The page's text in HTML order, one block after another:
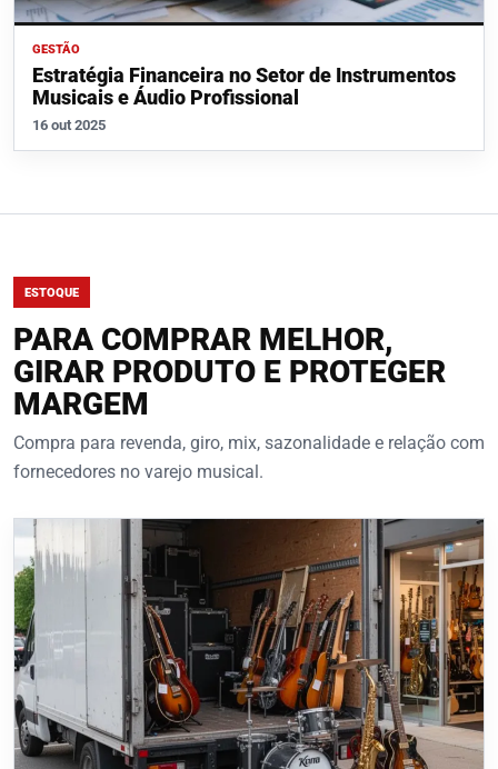
GESTÃO
Estratégia Financeira no Setor de Instrumentos
Musicais e Áudio Profissional
16 out 2025
ESTOQUE
PARA COMPRAR MELHOR,
GIRAR PRODUTO E PROTEGER
MARGEM
Compra para revenda, giro, mix, sazonalidade e relação com
fornecedores no varejo musical.